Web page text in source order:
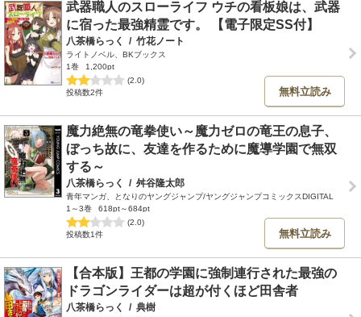
武器職人のスローライフ ウチの看板娘は、武器
に宿った最強精霊です。 【電子限定SS付】
八茶橋らっく / 竹花ノート
ライトノベル、BKブックス
1巻
1,200pt
(2.0)
投稿数2件
無料立読み
魔力絶無の竜拳使い～魔力ゼロの竜王の息子、
ぼっち故に、友達を作るために魔導学園で無双
する～
八茶橋らっく / 舛谷隆太郎
青年マンガ、となりのヤングジャンプ/ヤングジャンプコミックスDIGITAL
1～3巻
618pt～684pt
(2.0)
投稿数1件
無料立読み
【合本版】王都の学園に強制連行された最強の
ドラゴンライダーは超が付くほど田舎者
八茶橋らっく / 典樹